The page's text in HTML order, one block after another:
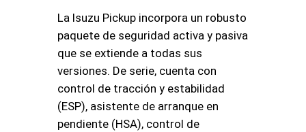
La Isuzu Pickup incorpora un robusto
paquete de seguridad activa y pasiva
que se extiende a todas sus
versiones. De serie, cuenta con
control de tracción y estabilidad
(ESP), asistente de arranque en
pendiente (HSA), control de